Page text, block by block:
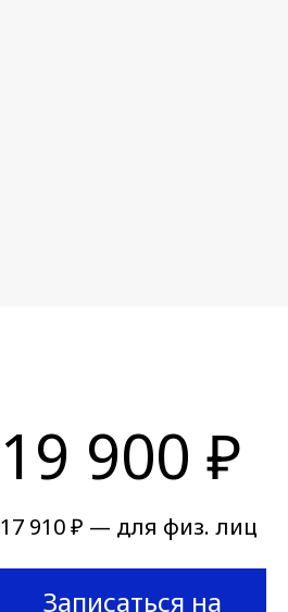
19 900 ₽
17 910 ₽ — для физ. лиц
Записаться на